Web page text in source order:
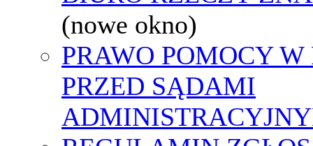
(nowe okno)
PRAWO POMOCY
PRZED SĄDAMI